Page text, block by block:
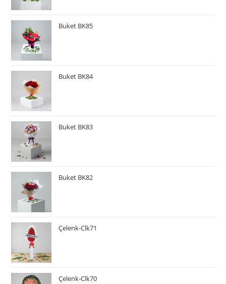
Buket BK85
Buket BK84
Buket BK83
Buket BK82
Çelenk-Clk71
Çelenk-Clk70